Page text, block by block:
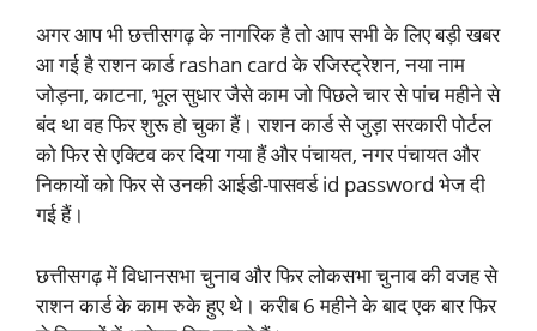
अगर आप भी छत्तीसगढ़ के नागरिक है तो आप सभी के लिए बड़ी खबर
आ गई है राशन कार्ड rashan card के रजिस्ट्रेशन, नया नाम
जोड़ना, काटना, भूल सुधार जैसे काम जो पिछले चार से पांच महीने से
बंद था वह फिर शुरू हो चुका हैं। राशन कार्ड से जुड़ा सरकारी पोर्टल
को फिर से एक्टिव कर दिया गया हैं और पंचायत, नगर पंचायत और
निकायों को फिर से उनकी आईडी-पासवर्ड id password भेज दी
गई हैं।
छत्तीसगढ़ में विधानसभा चुनाव और फिर लोकसभा चुनाव की वजह से
राशन कार्ड के काम रुके हुए थे। करीब 6 महीने के बाद एक बार फिर